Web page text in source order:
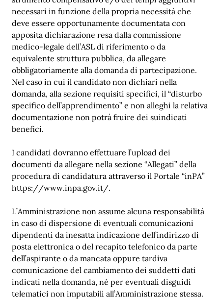
necessari in funzione della propria necessità che
deve essere opportunamente documentata con
apposita dichiarazione resa dalla commissione
medico-legale dell’ASL di riferimento o da
equivalente struttura pubblica, da allegare
obbligatoriamente alla domanda di partecipazione.
Nel caso in cui il candidato non dichiari nella
domanda, alla sezione requisiti specifici, il “disturbo
specifico dell’apprendimento” e non alleghi la relativa
documentazione non potrà fruire dei suindicati
benefici.
I candidati dovranno effettuare l’upload dei
documenti da allegare nella sezione “Allegati” della
procedura di candidatura attraverso il Portale “inPA”
https://www.inpa.gov.it/.
L’Amministrazione non assume alcuna responsabilità
in caso di dispersione di eventuali comunicazioni
dipendenti da inesatta indicazione dell’indirizzo di
posta elettronica o del recapito telefonico da parte
dell’aspirante o da mancata oppure tardiva
comunicazione del cambiamento dei suddetti dati
indicati nella domanda, né per eventuali disguidi
telematici non imputabili all’Amministrazione stessa.